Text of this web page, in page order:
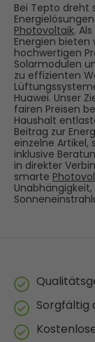
Bei Tepto dreht
Photovoltaik.
Energien bieten
hochwertigen
Solarmodulen
zu effizienten
Huawei. Unser
fairen Preisen
Haushalt
Beitrag zur
einzelne
inklusive
in direkter
smarte
Sorgfältig